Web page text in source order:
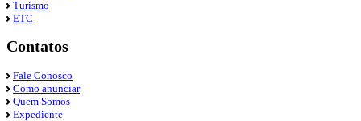
Turismo
ETC
Contatos
Fale Conosco
Como anunciar
Quem Somos
Expediente